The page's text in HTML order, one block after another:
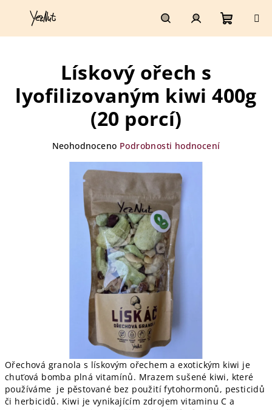
HledatPřihlášení
Ořechová granola s lískovým ořechem a exotickým kiwi je
chuťová bomba plná vitamínů. Mrazem sušené kiwi, které
používáme je pěstované bez použití fytohormonů, pesticidů
či herbicidů. Kiwi je vynikajícím zdrojem vitaminu C a
Lískový ořech s
lyofilizovaným kiwi 400g
(20 porcí)
Průměrné
produktu
hvězdiček.
Neohodnoceno Podrobnosti hodnocení